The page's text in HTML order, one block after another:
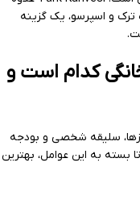
ترک و اسپرسو، یک گزینه
کدام است و
سلیقه شخصی و بودجه
بسته به این عوامل، بهترین